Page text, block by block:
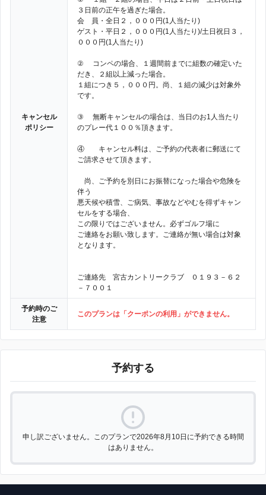
キャンセル
ポリシー
３日前の正午を過ぎた場合。
会 員・全日２，０００円(1人当たり)
ゲスト・平日２，０００円(1人当たり)/土日祝日３，
０００円(1人当たり)
② コンペの場合、１週間前までに組数の確定いた
だき、２組以上減った場合。
１組につき５，０００円。尚、１組の減少は対象外
です。
③ 無断キャンセルの場合は、当日のお1人当たり
のプレー代１００％頂きます。
④ キャンセル料は、ご予約の代表者に郵送にて
ご請求させて頂きます。
尚、ご予約を別日にお振替になった場合や危険を
伴う
悪天候や積雪、ご病気、事故などやむを得ずキャン
セルをする場合、
この限りではございません。必ずゴルフ場に
ご連絡をお願い致します。ご連絡が無い場合は対象
となります。
ご連絡先 宮古カントリークラブ ０１９３－６２
－７００１
予約時のご
注意
このプランは「クーポンの利用」ができません。
予約する
申し訳ございません。このプランで2026年8月10日に予約できる時間
はありません。